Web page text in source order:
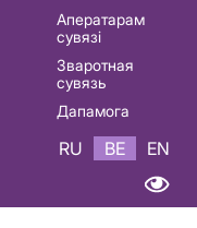
Аператарам
сувязі
Зваротная
сувязь
Дапамога
RU BE EN